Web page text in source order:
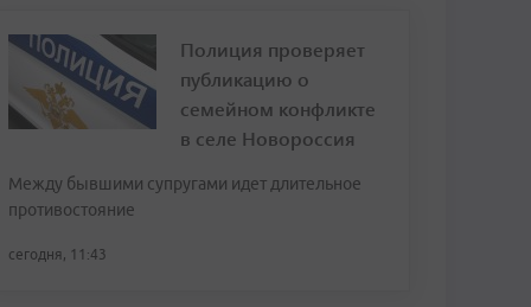
Полиция проверяет
публикацию о
семейном конфликте
в селе Новороссия
Между бывшими супругами идет длительное
противостояние
сегодня, 11:43